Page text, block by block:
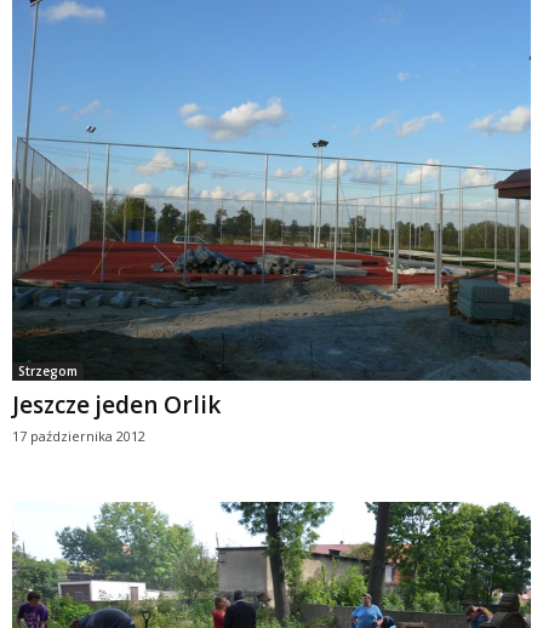
Strzegom
Jeszcze jeden Orlik
17 października 2012